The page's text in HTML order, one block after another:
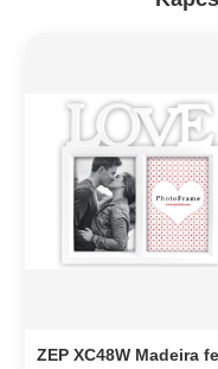
ZEP XC48W Madeira